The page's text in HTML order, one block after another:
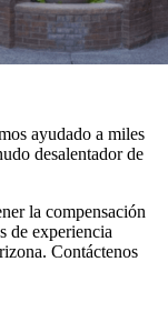
ayudado a miles
desalentador de
la compensación
de experiencia
Contáctenos